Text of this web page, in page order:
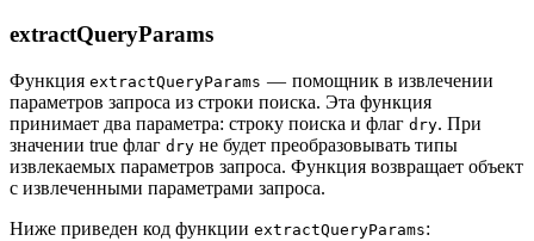
extractQueryParams
Функция extractQueryParams — помощник в извлечении
параметров запроса из строки поиска. Эта функция
принимает два параметра: строку поиска и флаг dry. При
значении true флаг dry не будет преобразовывать типы
извлекаемых параметров запроса. Функция возвращает объект
с извлеченными параметрами запроса.
Ниже приведен код функции extractQueryParams: